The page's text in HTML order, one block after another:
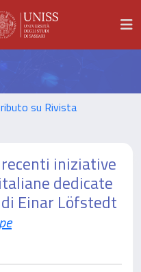
su Rivista
iniziative
dedicate
Einar Löfstedt